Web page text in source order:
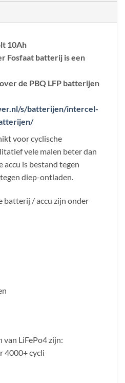
10Ah
Fosfaat batterij is een
de PBQ LFP batterijen
s/batterijen/intercel-
voor cyclische
vele malen beter dan
is bestand tegen
diep-ontladen.
batterij / accu zijn onder
LiFePo4 zijn:
4000+ cycli